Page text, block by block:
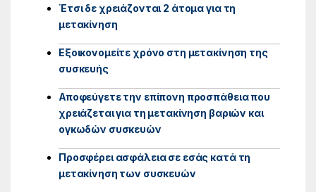
Έτσι δε χρειάζονται 2 άτομα για τη
μετακίνηση
Εξοικονομείτε χρόνο στη μετακίνηση της
συσκευής
Αποφεύγετε την επίπονη προσπάθεια που
χρειάζεται για τη μετακίνηση βαριών και
ογκωδών συσκευών
Προσφέρει ασφάλεια σε εσάς κατά τη
μετακίνηση των συσκευών